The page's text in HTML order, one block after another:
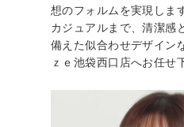
想のフォルムを実現しま
カジュアルまで、清潔感
備えた似合わせデザイン
ｚｅ池袋西口店へお任せ